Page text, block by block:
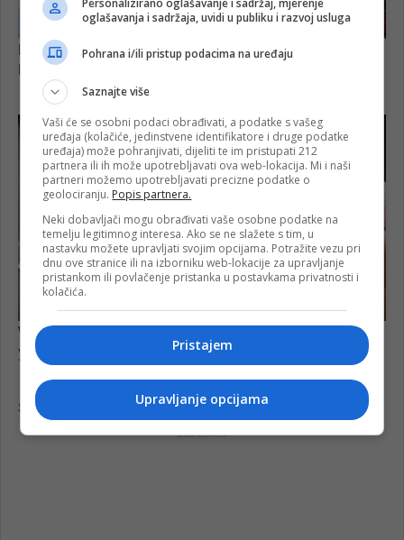
oglašavanja i sadržaja, uvidi u publiku i razvoj usluga
Pohrana i/ili pristup podacima na uređaju
Saznajte više
Vaši će se osobni podaci obrađivati, a podatke s vašeg
uređaja (kolačiće, jedinstvene identifikatore i druge podatke
uređaja) može pohranjivati, dijeliti te im pristupati 212
partnera ili ih može upotrebljavati ova web-lokacija. Mi i naši
partneri možemo upotrebljavati precizne podatke o
geolociranju. Popis partnera.
Neki dobavljači mogu obrađivati vaše osobne podatke na
temelju legitimnog interesa. Ako se ne slažete s tim, u
nastavku možete upravljati svojim opcijama. Potražite vezu pri
dnu ove stranice ili na izborniku web-lokacije za upravljanje
pristankom ili povlačenje pristanka u postavkama privatnosti i
kolačića.
Pristajem
Upravljanje opcijama